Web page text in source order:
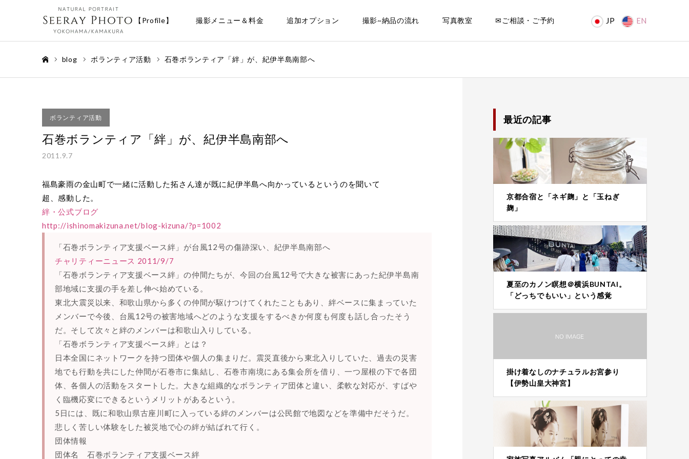
【Profile】 撮影メニュー＆料金 追加オプション 撮影~納品の流れ 写真教室 ✉ご相談・ご予約 JP EN
blog ボランティア活動 石巻ボランティア「絆」が、紀伊半島南部へ
ボランティア活動
石巻ボランティア「絆」が、紀伊半島南部へ
2011.9.7
福島豪雨の金山町で一緒に活動した拓さん達が既に紀伊半島へ向かっているというのを聞いて
超、感動した。
絆・公式ブログ
http://ishinomakizuna.net/blog-kizuna/?p=1002
「石巻ボランティア支援ベース絆」が台風12号の傷跡深い、紀伊半島南部へ
チャリティーニュース 2011/9/7
「石巻ボランティア支援ベース絆」の仲間たちが、今回の台風12号で大きな被害にあった紀伊半島南
部地域に支援の手を差し伸べ始めている。
東北大震災以来、和歌山県から多くの仲間が駆けつけてくれたこともあり、絆ベースに集まっていた
メンバーで今後、台風12号の被害地域へどのような支援をするべきか何度も何度も話し合ったそう
だ。そして次々と絆のメンバーは和歌山入りしている。
「石巻ボランティア支援ベース絆」とは？
日本全国にネットワークを持つ団体や個人の集まりだ。震災直後から東北入りしていた、過去の災害
地でも行動を共にした仲間が石巻市に集結し、石巻市南境にある集会所を借り、一つ屋根の下で各団
体、各個人の活動をスタートした。大きな組織的なボランティア団体と違い、柔軟な対応が、すばや
く臨機応変にできるというメリットがあるという。
5日には、既に和歌山県古座川町に入っている絆のメンバーは公民館で地図などを準備中だそうだ。
悲しく苦しい体験をした被災地で心の絆が結ばれて行く。
団体情報
団体名 石巻ボランティア支援ベース絆
最近の記事
京都合宿と「ネギ麹」と「玉ねぎ
麹」
夏至のカノン瞑想＠横浜BUNTAI。
「どっちでもいい」という感覚
掛け着なしのナチュラルお宮参り
【伊勢山皇大神宮】